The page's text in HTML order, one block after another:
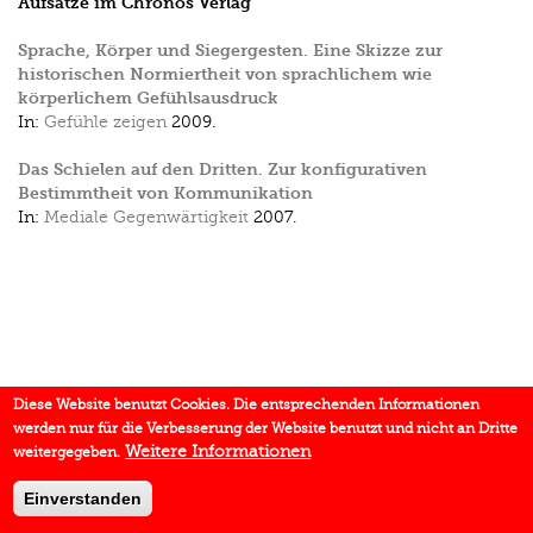
Sprache, Körper und Siegergesten. Eine Skizze zur
historischen Normiertheit von sprachlichem wie
körperlichem Gefühlsausdruck
In: Gefühle zeigen 2009.
Das Schielen auf den Dritten. Zur konfigurativen
Bestimmtheit von Kommunikation
In: Mediale Gegenwärtigkeit 2007.
Diese Website benutzt Cookies. Die entsprechenden Informationen
werden nur für die Verbesserung der Website benutzt und nicht an Dritte
weitergegeben. Weitere Informationen
Einverstanden